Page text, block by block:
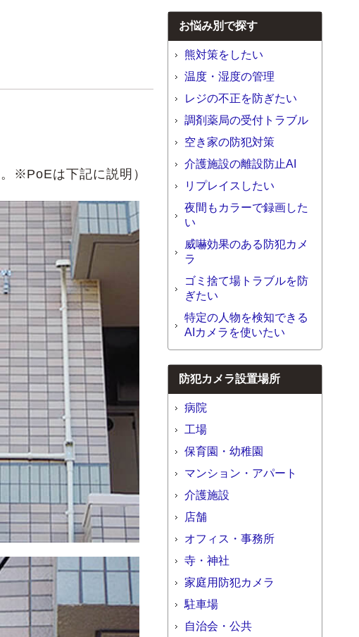
※PoEは下記に説明）
お悩み別で探す
熊対策をしたい
温度・湿度の管理
レジの不正を防ぎたい
調剤薬局の受付トラブル
空き家の防犯対策
介護施設の離設防止AI
リプレイスしたい
夜間もカラーで録画した
い
威嚇効果のある防犯カメ
ラ
ゴミ捨て場トラブルを防
ぎたい
特定の人物を検知できる
AIカメラを使いたい
防犯カメラ設置場所
病院
工場
保育園・幼稚園
マンション・アパート
介護施設
店舗
オフィス・事務所
寺・神社
家庭用防犯カメラ
駐車場
自治会・公共